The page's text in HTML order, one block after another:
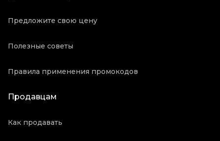
Предложите свою цену
Полезные советы
Правила применения промокодов
Продавцам
Как продавать